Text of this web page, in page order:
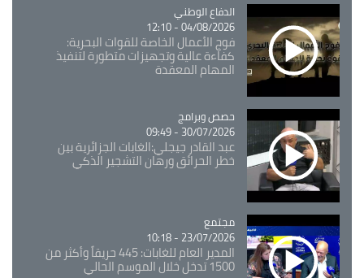
Catégorie
الدفاع الوطني
04/08/2026 - 12:10
فوج الأعمال الخاصة للقوات البحرية:
كفاءة عالية وتجهيزات متطورة لتنفيذ
المهام المعقدة
Catégorie
حصص وبرامج
30/07/2026 - 09:49
عبد القادر جيجلي:الغابات الجزائرية بين
خطر الحرائق ورهان التشجير الذكي
Catégorie
مجتمع
23/07/2026 - 10:18
المدير العام للغابات: 445 حريقاً وأكثر من
1500 تدخل خلال الموسم الحالي